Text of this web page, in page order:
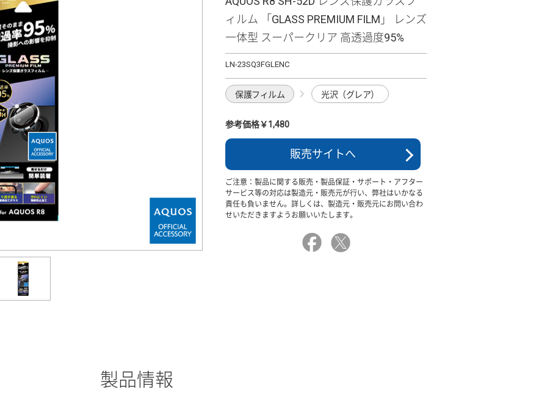
ィルム 「GLASS PREMIUM FILM」 レンズ
一体型 スーパークリア 高透過度95%
LN-23SQ3FGLENC
保護フィルム 光沢（グレア）
参考価格￥1,480
販売サイトへ
ご注意：製品に関する販売・製品保証・サポート・アフター
サービス等の対応は製造元・販売元が行い、弊社はいかなる
責任も負いません。詳しくは、製造元・販売元にお問い合わ
せいただきますようお願いいたします。
製品情報